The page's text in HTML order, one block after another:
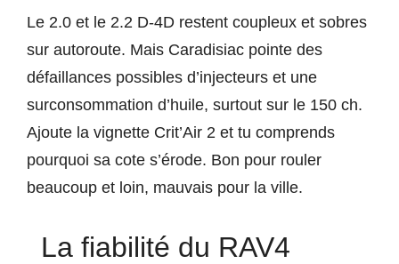
Le 2.0 et le 2.2 D-4D restent coupleux et sobres
sur autoroute. Mais Caradisiac pointe des
défaillances possibles d’injecteurs et une
surconsommation d’huile, surtout sur le 150 ch.
Ajoute la vignette Crit’Air 2 et tu comprends
pourquoi sa cote s’érode. Bon pour rouler
beaucoup et loin, mauvais pour la ville.
La fiabilité du RAV4